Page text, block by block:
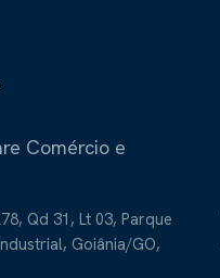
Comércio e
Qd 31, Lt 03, Parque
Goiânia/GO,